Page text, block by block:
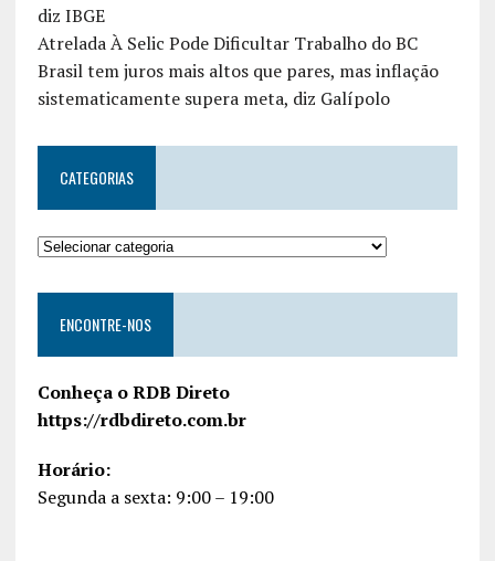
diz IBGE
Atrelada À Selic Pode Dificultar Trabalho do BC
Brasil tem juros mais altos que pares, mas inflação
sistematicamente supera meta, diz Galípolo
CATEGORIAS
ENCONTRE-NOS
Conheça o RDB Direto
https://rdbdireto.com.br
Horário:
Segunda a sexta: 9:00 – 19:00